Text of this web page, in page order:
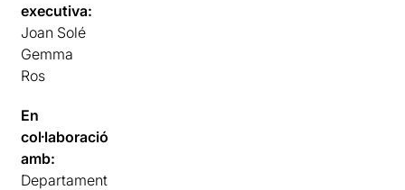
executiva:
Joan Solé
Gemma
Ros
En
col·laboració
amb:
Departament